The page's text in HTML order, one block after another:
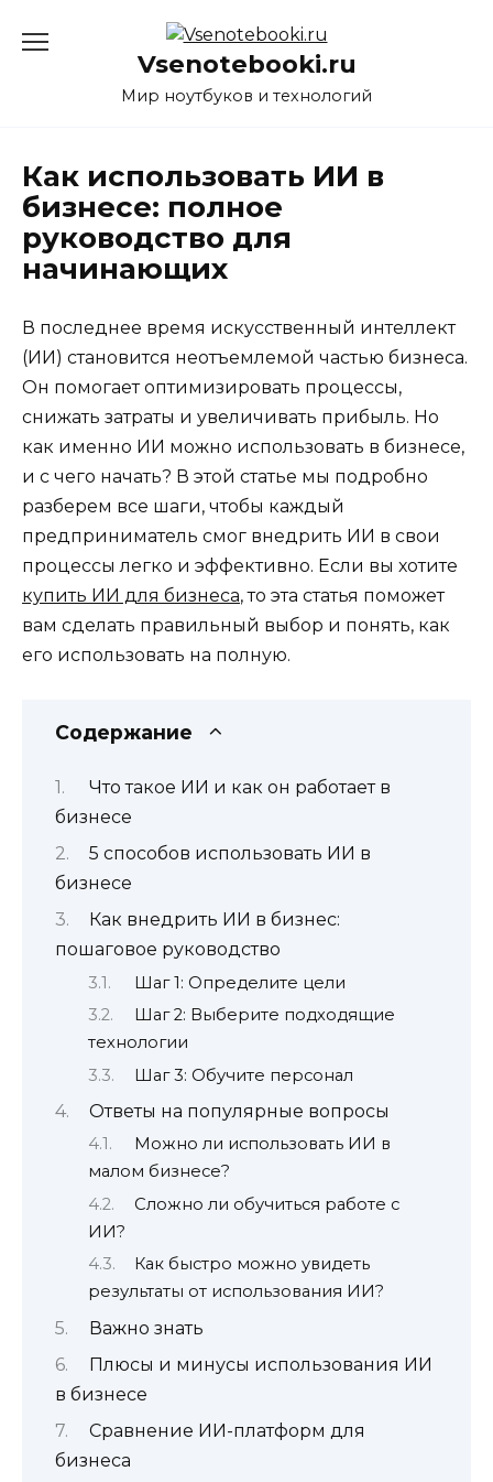
Vsenotebooki.ru
Мир ноутбуков и технологий
Как использовать ИИ в
бизнесе: полное
руководство для
начинающих
В последнее время искусственный интеллект
(ИИ) становится неотъемлемой частью бизнеса.
Он помогает оптимизировать процессы,
снижать затраты и увеличивать прибыль. Но
как именно ИИ можно использовать в бизнесе,
и с чего начать? В этой статье мы подробно
разберем все шаги, чтобы каждый
предприниматель смог внедрить ИИ в свои
процессы легко и эффективно. Если вы хотите
купить ИИ для бизнеса, то эта статья поможет
вам сделать правильный выбор и понять, как
его использовать на полную.
Содержание
Что такое ИИ и как он работает в
бизнесе
5 способов использовать ИИ в
бизнесе
Как внедрить ИИ в бизнес:
пошаговое руководство
Шаг 1: Определите цели
Шаг 2: Выберите подходящие
технологии
Шаг 3: Обучите персонал
Ответы на популярные вопросы
Можно ли использовать ИИ в
малом бизнесе?
Сложно ли обучиться работе с
ИИ?
Как быстро можно увидеть
результаты от использования ИИ?
Важно знать
Плюсы и минусы использования ИИ
в бизнесе
Сравнение ИИ-платформ для
бизнеса